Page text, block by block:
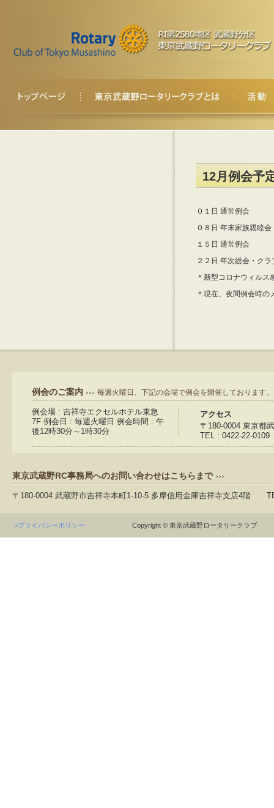
12月例会予
０１日 通常例会
０８日 年末家族親睦会
１５日 通常例会
２２日 年次総会・クラ
＊新型コロナウィルス
＊現在、夜間例会時の
例会のご案内 毎週火曜日、下記の会場で例会を開催しております。
例会場 : 吉祥寺エクセルホテル東急
7F 例会日 : 毎週火曜日 例会時間 : 午
後12時30分～1時30分
アクセス
〒180-0004 東京都
TEL : 0422-22-
東京武蔵野RC事務局へのお問い合わせはこちらまで
〒180-0004 武蔵野市吉祥寺本町1-10-5 多摩信用金庫吉祥寺支店4
>プライバシーポリシー Copyright © 東京武蔵野ロータリークラブ